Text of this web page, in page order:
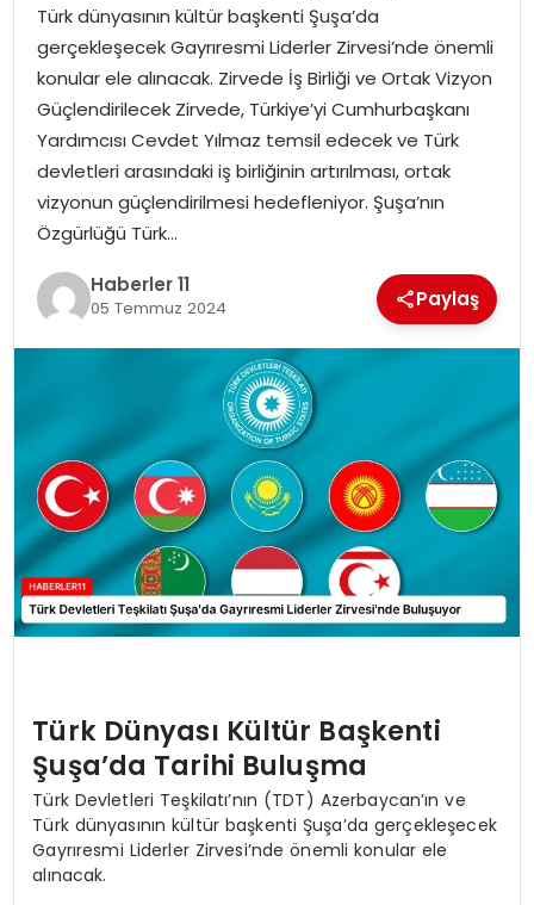
MAGAZIN
SPOR
YAŞAM
Türk dünyasının kültür başkenti Şuşa’da
gerçekleşecek Gayrıresmi Liderler Zirvesi’nde önemli
konular ele alınacak. Zirvede İş Birliği ve Ortak Vizyon
Güçlendirilecek Zirvede, Türkiye’yi Cumhurbaşkanı
Yardımcısı Cevdet Yılmaz temsil edecek ve Türk
devletleri arasındaki iş birliğinin artırılması, ortak
vizyonun güçlendirilmesi hedefleniyor. Şuşa’nın
Özgürlüğü Türk…
Haberler 11
05 Temmuz 2024 Paylaş
Türk Dünyası Kültür Başkenti
Şuşa’da Tarihi Buluşma
Türk Devletleri Teşkilatı’nın (TDT) Azerbaycan’ın ve
Türk dünyasının kültür başkenti Şuşa’da gerçekleşecek
Gayrıresmi Liderler Zirvesi’nde önemli konular ele
alınacak.